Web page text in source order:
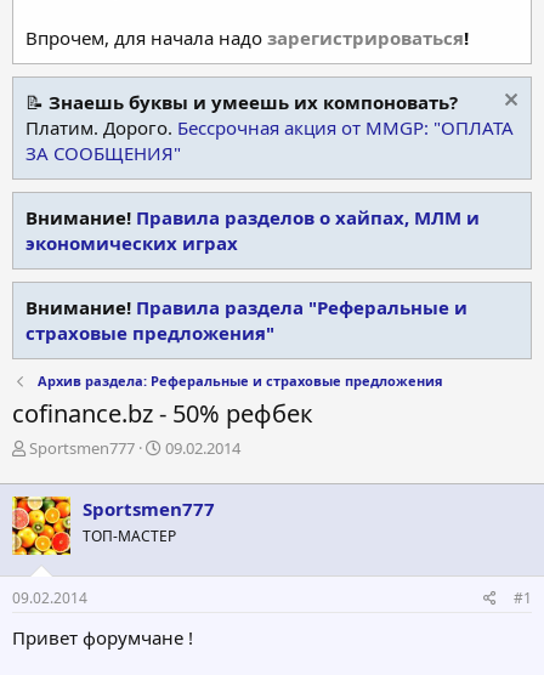
Впрочем, для начала надо зарегистрироваться!
📝 Знаешь буквы и умеешь их компоновать?
Платим. Дорого. Бессрочная акция от MMGP: "ОПЛАТА
ЗА СООБЩЕНИЯ"
Внимание! Правила разделов о хайпах, МЛМ и
экономических играх
Внимание! Правила раздела "Реферальные и
страховые предложения"
Архив раздела: Реферальные и страховые предложения
cofinance.bz - 50% рефбек
А
т
о
р
т
е
м
Sportsmen777
Д
т
а
н
ч
а
09.02.2014
Sportsmen777
ТОП-МАСТЕР
09.02.2014 #1
Привет форумчане !